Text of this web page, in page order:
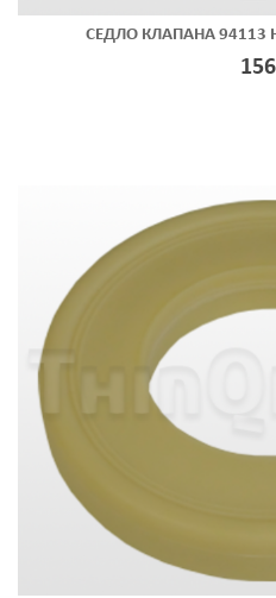
СЕДЛО КЛАПАНА